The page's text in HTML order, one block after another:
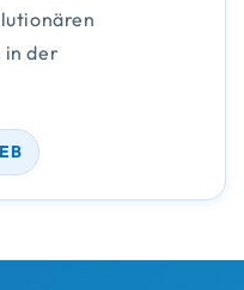
in der